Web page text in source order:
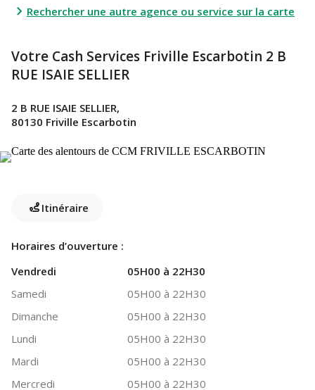
Rechercher une autre agence ou service sur la carte
Votre Cash Services Friville Escarbotin 2 B
RUE ISAIE SELLIER
2 B RUE ISAIE SELLIER,
80130 Friville Escarbotin
Itinéraire
Horaires d’ouverture :
Vendredi
05H00 à 22H30
Samedi
05H00 à 22H30
Dimanche
05H00 à 22H30
Lundi
05H00 à 22H30
Mardi
05H00 à 22H30
Mercredi
05H00 à 22H30